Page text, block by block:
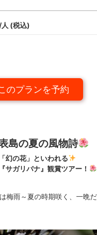
(税込)
のプランを予約
島の夏の風物詩
「幻の花」といわれる
サガリバナ』観賞ツアー！
梅雨～夏の時期咲く、一晩